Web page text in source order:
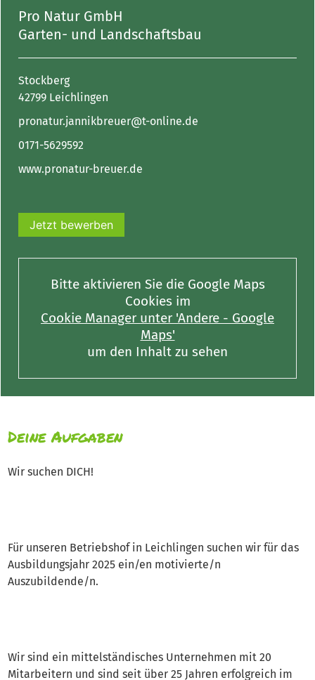
Pro Natur GmbH
Garten- und Landschaftsbau
Stockberg
42799 Leichlingen
pronatur.jannikbreuer@t-online.de
0171-5629592
www.pronatur-breuer.de
Jetzt bewerben
Bitte aktivieren Sie die Google Maps
Cookies im
Cookie Manager unter 'Andere - Google
Maps'
um den Inhalt zu sehen
Deine Aufgaben
Wir suchen DICH!
Für unseren Betriebshof in Leichlingen suchen wir für das
Ausbildungsjahr 2025 ein/en motivierte/n
Auszubildende/n.
Wir sind ein mittelständisches Unternehmen mit 20
Mitarbeitern und sind seit über 25 Jahren erfolgreich im